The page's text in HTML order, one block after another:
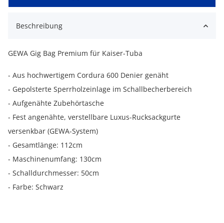
Beschreibung
GEWA Gig Bag Premium für Kaiser-Tuba
- Aus hochwertigem Cordura 600 Denier genäht
- Gepolsterte Sperrholzeinlage im Schallbecherbereich
- Aufgenähte Zubehörtasche
- Fest angenähte, verstellbare Luxus-Rucksackgurte
versenkbar (GEWA-System)
- Gesamtlänge: 112cm
- Maschinenumfang: 130cm
- Schalldurchmesser: 50cm
- Farbe: Schwarz